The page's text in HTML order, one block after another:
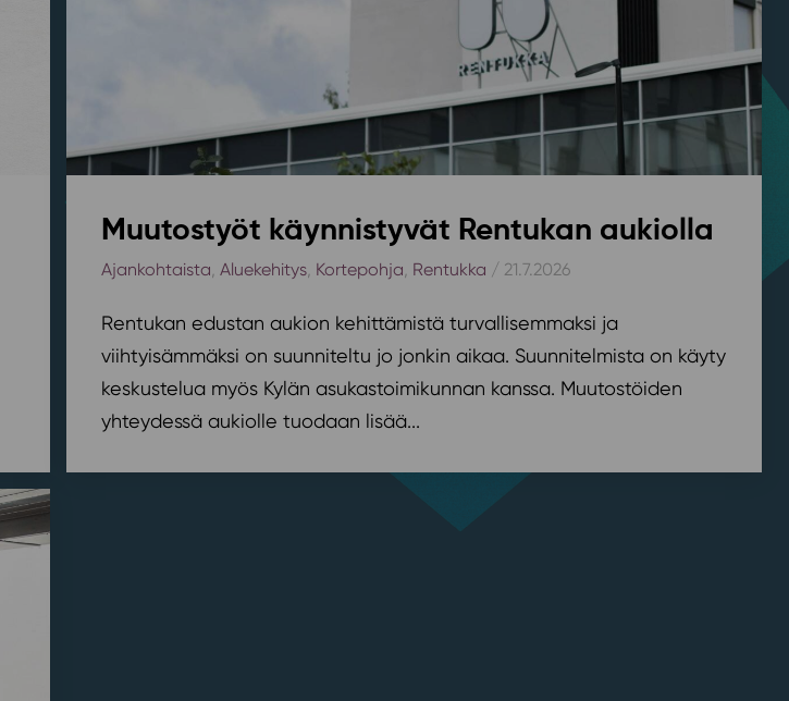
Muutostyöt käynnistyvät Rentukan aukiolla
Ajankohtaista Aluekehitys, Kortepohja Rentukka / 21.7.2026
Rentukan edustan aukion kehittämistä turvallisemmaksi ja
viihtyisämmäksi on suunniteltu jo jonkin aikaa. Suunnitelmista on käyty
keskustelua myös Kylän asukastoimikunnan kanssa. Muutostöiden
yhteydessä aukiolle tuodaan lisää...